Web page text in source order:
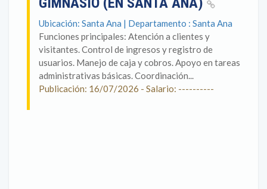
Ubicación: Santa Ana | Departamento : Santa Ana
Funciones principales: Atención a clientes y
visitantes. Control de ingresos y registro de
usuarios. Manejo de caja y cobros. Apoyo en tareas
administrativas básicas. Coordinación...
Publicación: 16/07/2026 - Salario: ----------